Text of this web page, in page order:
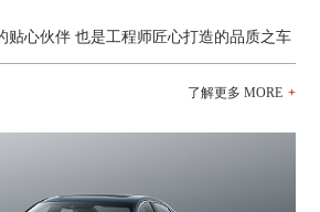
贴心伙伴 也是工程师匠心打造的品质之车